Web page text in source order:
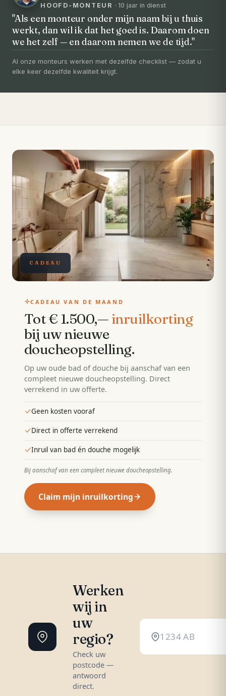
HOOFD-MONTEUR · 10 jaar in dienst
"Als een monteur onder mijn naam bij u thuis
werkt, dan wil ik dat het goed is. Daarom doen
we het zelf — en daarom nemen we de tijd."
Al onze monteurs werken met dezelfde checklist — zodat u
elke keer dezelfde kwaliteit krijgt.
VOORHEEN → NA
Uw badkamer, volledig vernieuwd in
3-5 dagen
levertijd van slechts 4 weken.
CADEAU
CADEAU VAN DE MAAND
Tot € 1.500,— inruilkorting
bij uw nieuwe
doucheopstelling.
Op uw oude bad of douche bij aanschaf van een
compleet nieuwe doucheopstelling. Direct
verrekend in uw offerte.
Geen kosten vooraf
Direct in offerte verrekend
Inruil van bad én douche mogelijk
Bij aanschaf van een compleet nieuwe doucheopstelling.
Claim mijn inruilkorting
Werken
wij in
uw
regio?
Check uw
postcode —
antwoord
direct.